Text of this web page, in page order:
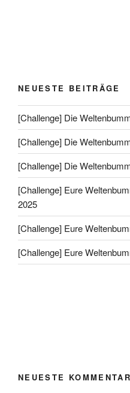
NEUESTE BEITRÄGE
[Challenge] Die
[Challenge] Die
[Challenge] Die
[Challenge] Eure
2025
[Challenge] Eure
[Challenge] Eure
NEUESTE